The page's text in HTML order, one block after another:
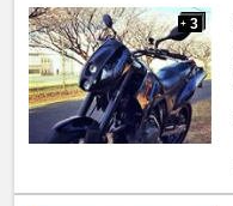
+ 3